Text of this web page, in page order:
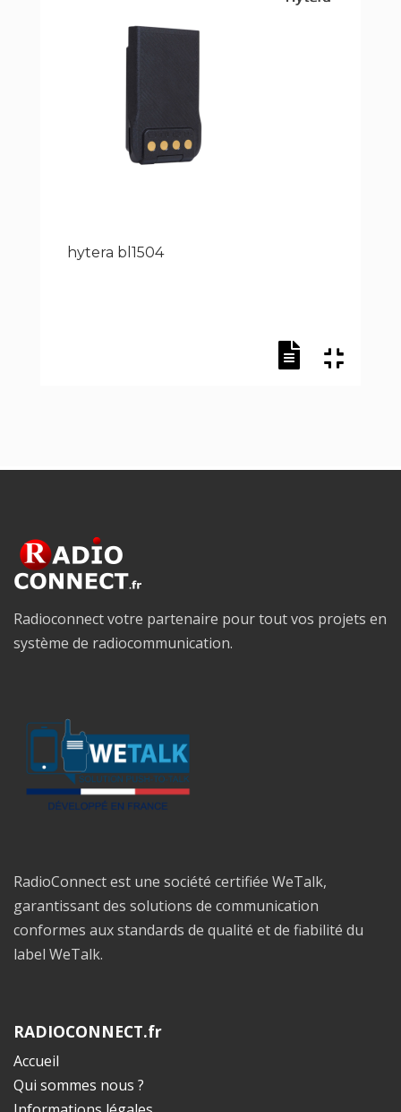
hytera bl1504
Radioconnect votre partenaire pour tout vos projets en
système de radiocommunication.
RadioConnect est une société certifiée WeTalk,
garantissant des solutions de communication
conformes aux standards de qualité et de fiabilité du
label WeTalk.
RADIOCONNECT.fr
Accueil
Qui sommes nous ?